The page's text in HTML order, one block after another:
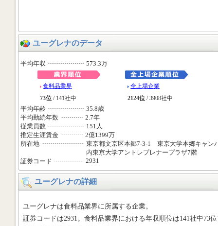
ユーグレナのデータ
平均年収 573.3万
食料品業界
73位 / 141社中
全上場企業
2124位 / 3908社中
平均年齢
35.8歳
平均勤続年数
2.7年
従業員数
151人
推定生涯賃金
2億1399万
所在地
東京都文京区本郷7-3-1 東京大学本郷キャン
内東京大学アントレプレナープラザ7階
証券コード
2931
ユーグレナの詳細
ユーグレナは食料品業界に所属する企業。
証券コードは2931。食料品業界における年収順位は141社中73